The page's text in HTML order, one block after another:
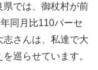
県では、御杖村が前
同月比110パーセ
志さんは、私達で大
巡らせています。